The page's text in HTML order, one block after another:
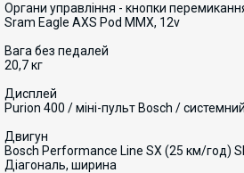
Органи управління - кнопки
Sram Eagle AXS Pod MMX, 12v
Вага без педалей
20,7 кг
Дисплей
Purion 400 / міні-пульт Bosch /
Двигун
Bosch Performance Line SX (25 км/год)
Діагональ, ширина